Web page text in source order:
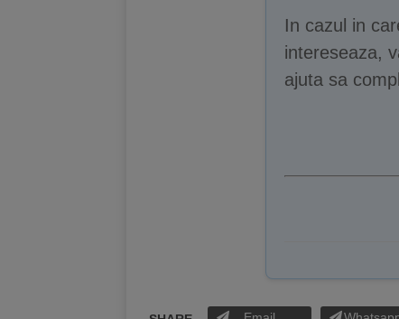
In cazul in
intereseaza,
ajuta sa